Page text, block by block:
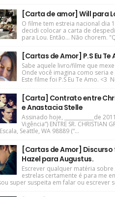
[Carta de amor] Will para
O filme tem estreia nacional dia
decidi colocar a carta de
para Lou. Então... Não chorem.
[Cartas de Amor] P.S Eu Te
Sabe aquele livro/filme que
Onde você imagina como seria
Este filme foi P.S Eu Te Amo. <3
[Carta] Contrato entre
e Anastacia Stelle
Assinado hoje, ____________de
Vigência”) ENTRE SR. CHRISTIAN
Seattle, WA 98889 (“...
[Cartas de Amor] Discurso
Hazel para Augustus.
Escrever qualquer matéria sobre
estrelas certamente é para me
super suspeita em falar ou escrever